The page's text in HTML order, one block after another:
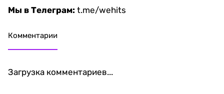
Мы в Телеграм: t.me/wehits
Комментарии
Загрузка комментариев...